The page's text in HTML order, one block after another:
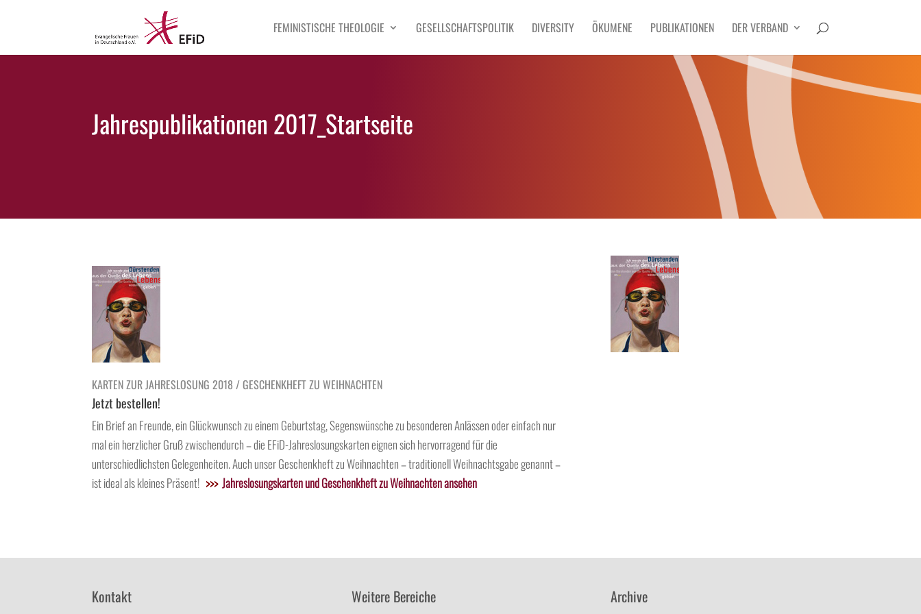
FEMINISTISCHE THEOLOGIE GESELLSCHAFTSPOLITIK DIVERSITY ÖKUMENE PUBLIKATIONEN DER VERBAND
Jahrespublikationen 2017_Startseite
KARTEN ZUR JAHRESLOSUNG 2018 / GESCHENKHEFT ZU WEIHNACHTEN
Jetzt bestellen!
Ein Brief an Freunde, ein Glückwunsch zu einem Geburtstag, Segenswünsche zu besonderen Anlässen oder einfach nur
mal ein herzlicher Gruß zwischendurch – die EFiD-Jahreslosungskarten eignen sich hervorragend für die
unterschiedlichsten Gelegenheiten. Auch unser Geschenkheft zu Weihnachten – traditionell Weihnachtsgabe genannt –
ist ideal als kleines Präsent! >>> Jahreslosungskarten und Geschenkheft zu Weihnachten ansehen
Kontakt Weitere Bereiche Archive